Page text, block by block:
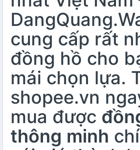
cung cấp rất
đồng hồ cho
mái chọn lựa.
shopee.vn
mua được
thông minh